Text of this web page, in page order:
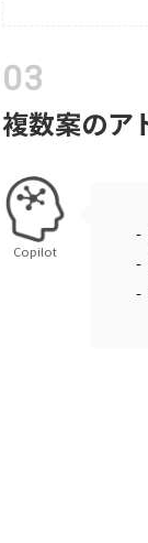
複数案のア
Copilot
-
-
-